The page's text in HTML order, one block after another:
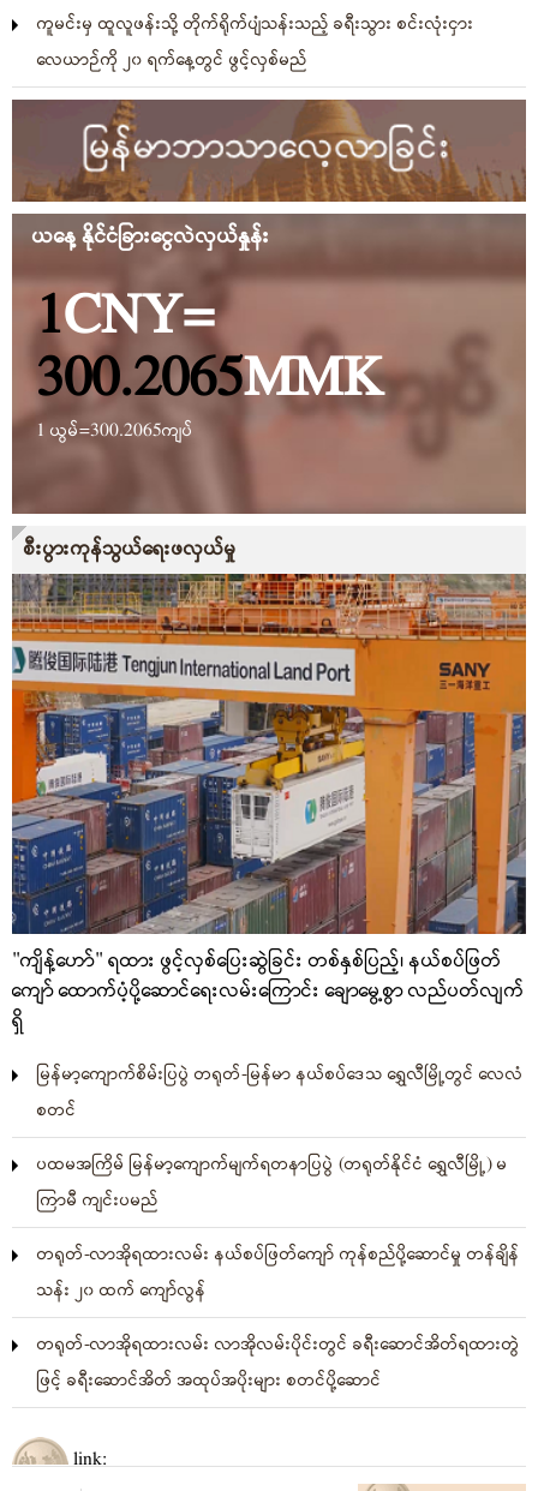
ကူမင်းမှ ထူလူဖန်းသို့ တိုက်ရိုက်ပျံသန်းသည့် ခရီးသွား စင်းလုံးငှား
လေယာဉ်ကို ၂၀ ရက်နေ့တွင် ဖွင့်လှစ်မည်
ယနေ့ နိုင်ငံခြားငွေလဲလှယ်နှုန်း
1CNY=
300.2065MMK
1 ယွမ်=300.2065ကျပ်
စီးပွားကုန်သွယ်ရေးဖလှယ်မှု
"ကျိန့်ဟော်" ရထား ဖွင့်လှစ်ပြေးဆွဲခြင်း တစ်နှစ်ပြည့်၊ နယ်စပ်ဖြတ်
ကျော် ထောက်ပံ့ပို့ဆောင်ရေးလမ်းကြောင်း ချောမွေ့စွာ လည်ပတ်လျက်
ရှိ
မြန်မာ့ကျောက်စိမ်းပြပွဲ တရုတ်-မြန်မာ နယ်စပ်ဒေသ ရွှေလီမြို့တွင် လေလံ
စတင်
ပထမအကြိမ် မြန်မာ့ကျောက်မျက်ရတနာပြပွဲ (တရုတ်နိုင်ငံ ရွှေလီမြို့) မ
ကြာမီ ကျင်းပမည်
တရုတ်-လာအိုရထားလမ်း နယ်စပ်ဖြတ်ကျော် ကုန်စည်ပို့ဆောင်မှု တန်ချိန်
သန်း ၂၀ ထက် ကျော်လွန်
တရုတ်-လာအိုရထားလမ်း လာအိုလမ်းပိုင်းတွင် ခရီးဆောင်အိတ်ရထားတွဲ
ဖြင့် ခရီးဆောင်အိတ် အထုပ်အပိုးများ စတင်ပို့ဆောင်
link: